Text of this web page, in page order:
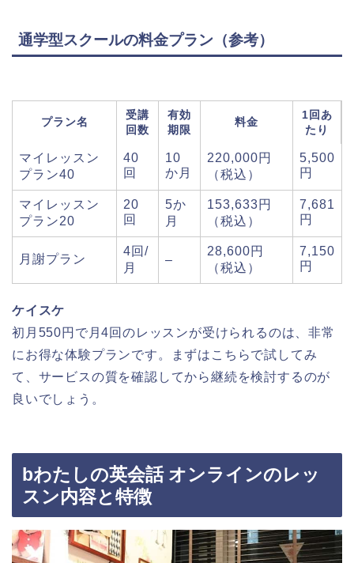
通学型スクールの料金プラン（参考）
プラン名
受講
回数
有効
期限
料金
1回あ
たり
マイレッスン
プラン40
40
回
10
か月
220,000円
（税込）
5,500
円
マイレッスン
プラン20
20
回
5か
月
153,633円
（税込）
7,681
円
月謝プラン
4回/
月
–
28,600円
（税込）
7,150
円
ケイスケ
初月550円で月4回のレッスンが受けられるのは、非常
にお得な体験プランです。まずはこちらで試してみ
て、サービスの質を確認してから継続を検討するのが
良いでしょう。
bわたしの英会話 オンラインのレッ
スン内容と特徴